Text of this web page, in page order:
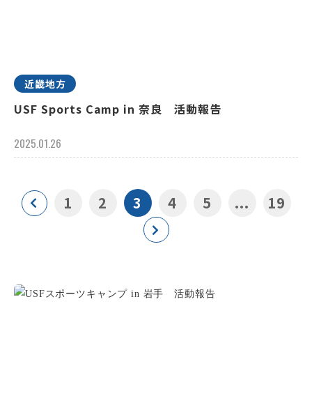
近畿地方
USF Sports Camp in 奈良 活動報告
2025.01.26
1 2 3 4 5 ... 19